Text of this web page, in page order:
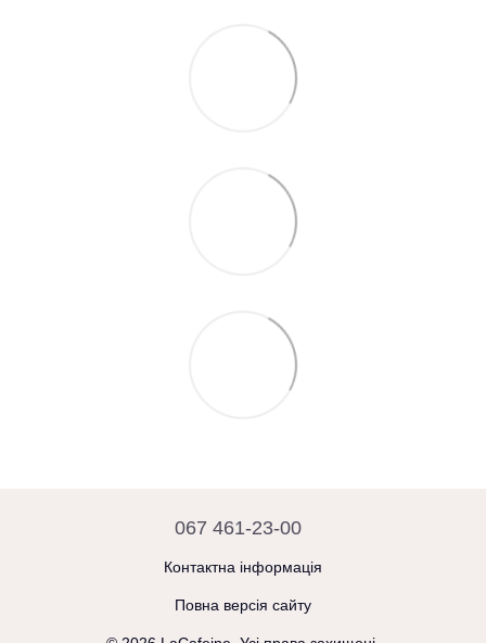
067 461-23-00
Контактна інформація
Повна версія сайту